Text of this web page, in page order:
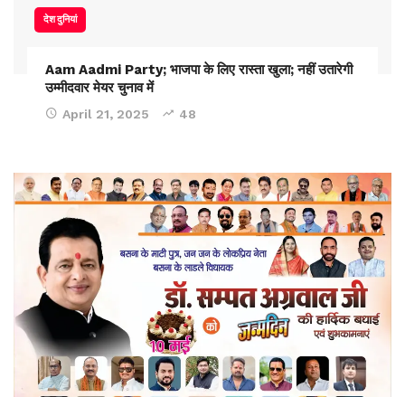
देश दुनियां
Aam Aadmi Party; भाजपा के लिए रास्ता खुला; नहीं उतारेगी
उम्मीदवार मेयर चुनाव में
April 21, 2025 48